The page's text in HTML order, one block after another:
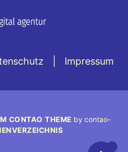
Impressum
CONTAO THEME by contao-